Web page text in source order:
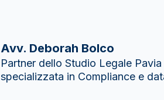
Avv. Deborah Bolco​
Partner dello Studio Legale
specializzata in Compliance e